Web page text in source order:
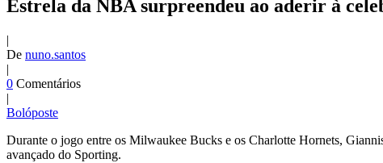
Estrela da NBA surpreendeu ao aderir à
|
De nuno.santos
|
0 Comentários
|
Bolóposte
Durante o jogo entre os Milwaukee Bucks e os Charlotte Hornets,
avançado do Sporting.